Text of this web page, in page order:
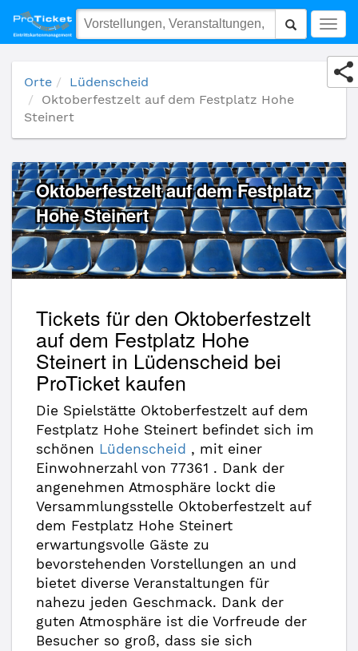
Oktoberfestzelt auf dem Festplatz Hohe Steinert
Orte
Lüdenscheid
Oktoberfestzelt auf dem Festplatz Hohe
Steinert
Oktoberfestzelt auf dem Festplatz
Hohe Steinert
Tickets für den Oktoberfestzelt
auf dem Festplatz Hohe
Steinert in Lüdenscheid bei
ProTicket kaufen
Die Spielstätte Oktoberfestzelt auf dem
Festplatz Hohe Steinert befindet sich im
schönen Lüdenscheid , mit einer
Einwohnerzahl von 77361 . Dank der
angenehmen Atmosphäre lockt die
Versammlungsstelle Oktoberfestzelt auf
dem Festplatz Hohe Steinert
erwartungsvolle Gäste zu
bevorstehenden Vorstellungen an und
bietet diverse Veranstaltungen für
nahezu jeden Geschmack. Dank der
guten Atmosphäre ist die Vorfreude der
Besucher so groß, dass sie sich